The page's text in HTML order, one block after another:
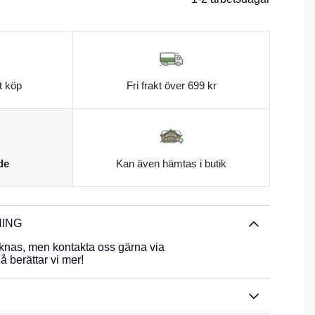
köp Fri frakt över 699 kr
Kan även hämtas i butik
men kontakta oss gärna via
berättar vi mer!